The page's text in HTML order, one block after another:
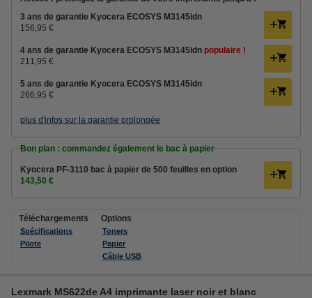
3 ans de garantie Kyocera ECOSYS M3145idn
156,95 €
4 ans de garantie Kyocera ECOSYS M3145idn populaire !
211,95 €
5 ans de garantie Kyocera ECOSYS M3145idn
266,95 €
plus d'infos sur la garantie prolongée
Bon plan : commandez également le bac à papier
Kyocera PF-3110 bac à papier de 500 feuilles en option
143,50 €
Téléchargements
Spécifications
Pilote
Options
Toners
Papier
Câble USB
Lexmark MS622de A4 imprimante laser noir et blanc